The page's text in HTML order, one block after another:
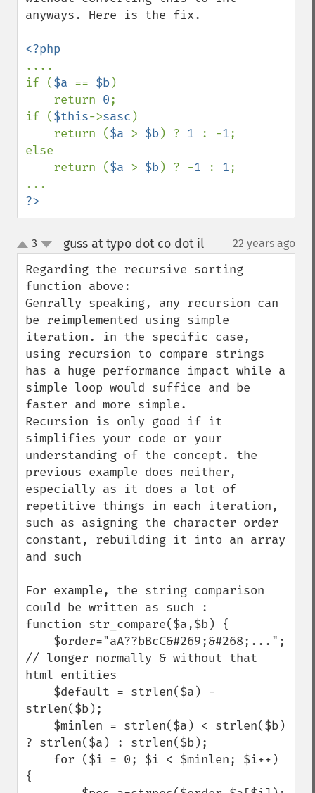
anyways. Here is the fix.
....
if ($a == $b)
    return
0;
if ($this->sasc )
    return (
$a > $b) ? 1 : -1;
else
    return (
$a > $b) ? -1 : 1;
?>
up
down
3 guss at typo dot co dot il¶ 22 years ago
Regarding the recursive sorting
function above:
Genrally speaking, any recursion can
be reimplemented using simple
iteration. in the specific case,
using recursion to compare strings
has a huge performance impact while a
simple loop would suffice and be
faster and more simple.
Recursion is only good if it
simplifies your code or your
understanding of the concept. the
previous example does neither,
especially as it does a lot of
repetitive things in each iteration,
such as asigning the character order
constant, rebuilding it into an array
and such
For example, the string comparison
could be written as such :
function str_compare($a,$b) {
// longer normally & without that
html entities
strlen($b);
? strlen($a) : strlen($b);
{